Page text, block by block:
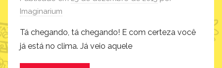
Imaginarium
Tá chegando, tá chegando! E com certeza você
já está no clima. Já veio aquele